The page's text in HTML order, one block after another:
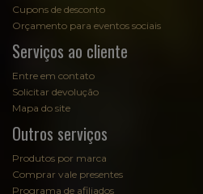
Cupons de desconto
Orçamento para eventos sociais
Serviços ao cliente
Entre em contato
Solicitar devolução
Mapa do site
Outros serviços
Produtos por marca
Comprar vale presentes
Programa de afiliados